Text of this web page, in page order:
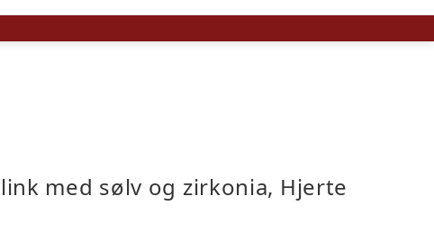
med sølv og zirkonia, Hjerte